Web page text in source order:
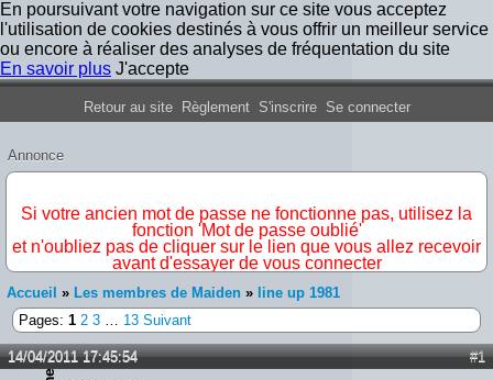
En poursuivant votre navigation sur ce site vous acceptez
l'utilisation de cookies destinés à vous offrir un meilleur service
ou encore à réaliser des analyses de fréquentation du site
En savoir plus J'accepte
Forum Iron Maiden France
Retour au site Règlement S'inscrire Se connecter
Annonce
Si votre ancien mot de passe ne fonctionne pas, utilisez la
fonction 'Mot de passe oublié'
et n'oubliez pas de cliquer sur le lien que vous allez recevoir
avant d'essayer de vous connecter
Accueil » Les membres de Maiden » line up 1981
Pages: 1 2 3 … 13 Suivant
#1
14/04/2011 17:45:54